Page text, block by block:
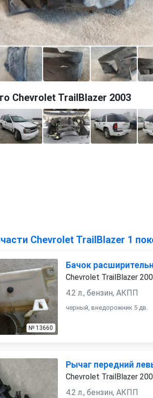
Chevrolet TrailBlazer 2003
Chevrolet TrailBlazer 1
№ 13660
Бачок
Chevrolet TrailBlazer
4.2 л., бензин, АКПП
черный, внедорожник 5 дв.
Рычаг передний
Chevrolet TrailBlazer
4.2 л., бензин, АКПП